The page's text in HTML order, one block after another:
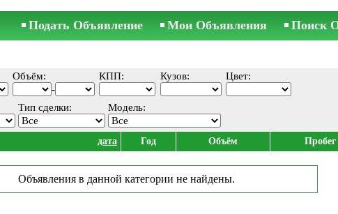
Подать Объявление Мои Объявления Поиск
Объём:
-
КПП: Кузов: Цвет:
Тип сделки: Модель:
дата Год Объём Пробег
Объявления в данной категории не найдены.